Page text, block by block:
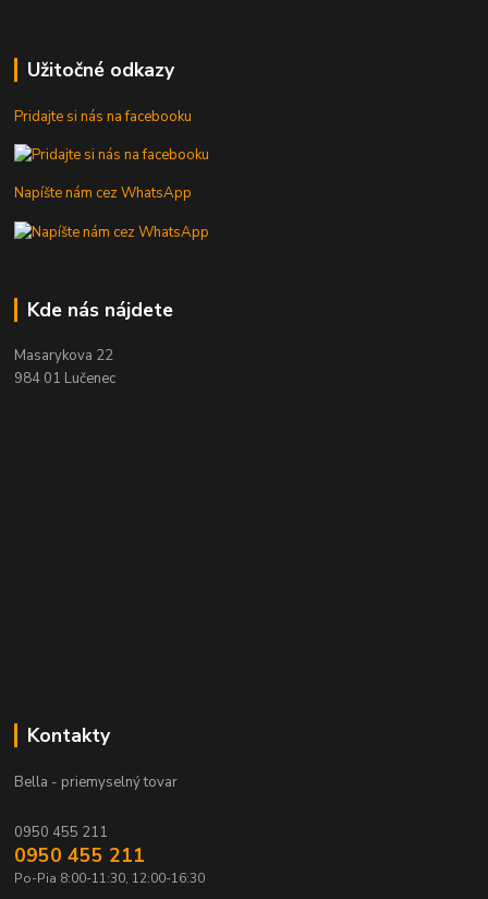
Užitočné odkazy
Pridajte si nás na facebooku
Napíšte nám cez WhatsApp
Kde nás nájdete
Masarykova 22
984 01 Lučenec
Kontakty
Bella - priemyselný tovar
0950 455 211
0950 455 211
Po-Pia 8:00-11:30, 12:00-16:30